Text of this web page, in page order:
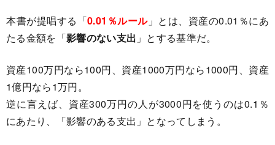
本書が提唱する「0.01％ルール」とは、資産の0.01％にあ
たる金額を「影響のない支出 」とする基準だ。
資産100万円なら100円、資産1000万円なら1000円、資産
1億円なら1万円。
逆に言えば、資産300万円の人が3000円を使うのは0.1％
にあたり、「影響のある支出」となってしまう。